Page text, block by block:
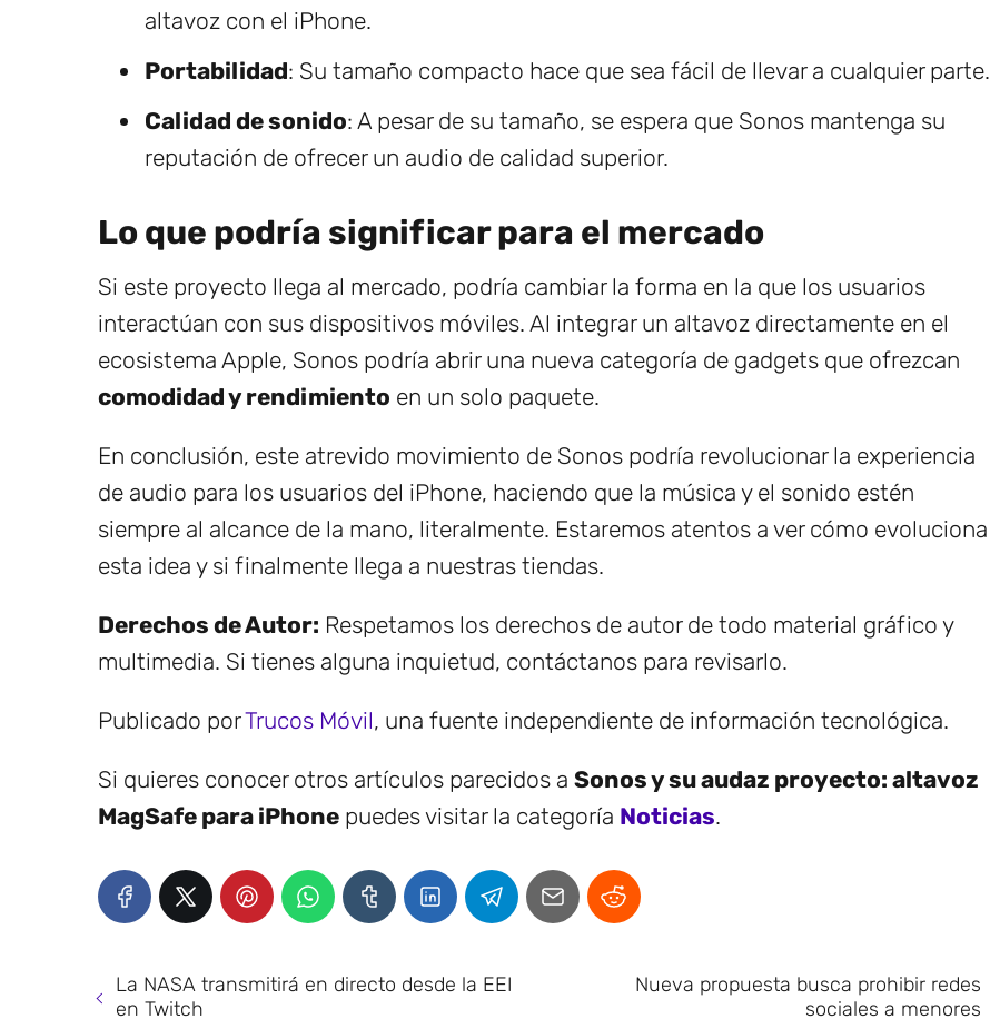
altavoz con el iPhone.
Portabilidad: Su tamaño compacto hace que sea fácil de llevar a cualquier parte.
Calidad de sonido: A pesar de su tamaño, se espera que Sonos mantenga su
reputación de ofrecer un audio de calidad superior.
Lo que podría significar para el mercado
Si este proyecto llega al mercado, podría cambiar la forma en la que los usuarios
interactúan con sus dispositivos móviles. Al integrar un altavoz directamente en el
ecosistema Apple, Sonos podría abrir una nueva categoría de gadgets que ofrezcan
comodidad y rendimiento en un solo paquete.
En conclusión, este atrevido movimiento de Sonos podría revolucionar la experiencia
de audio para los usuarios del iPhone, haciendo que la música y el sonido estén
siempre al alcance de la mano, literalmente. Estaremos atentos a ver cómo evoluciona
esta idea y si finalmente llega a nuestras tiendas.
Derechos de Autor: Respetamos los derechos de autor de todo material gráfico y
multimedia. Si tienes alguna inquietud, contáctanos para revisarlo.
Publicado porTrucos Móvil, una fuente independiente de información tecnológica.
Si quieres conocer otros artículos parecidos a Sonos y su audaz proyecto: altavoz
MagSafe para iPhone puedes visitar la categoría Noticias.
La NASA transmitirá en directo desde la EEI
en Twitch
Nueva propuesta busca prohibir redes
sociales a menores